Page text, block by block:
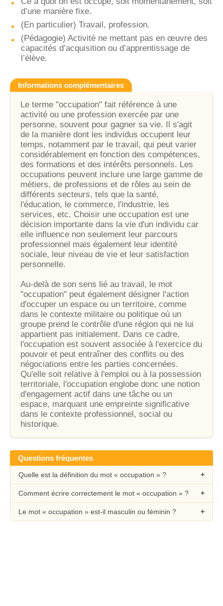
d’une manière fixe.
(En particulier) Travail, profession.
(Pédagogie) Activité ne mettant pas en œuvre des
capacités d’acquisition ou d’apprentissage de
l’élève.
Informations complémentaires
Le terme "occupation" fait référence à une
activité ou une profession exercée par une
personne, souvent pour gagner sa vie. Il s'agit
de la manière dont les individus occupent leur
temps, notamment par le travail, qui peut varier
considérablement en fonction des compétences,
des formations et des intérêts personnels. Les
occupations peuvent inclure une large gamme de
métiers, de professions et de rôles au sein de
différents secteurs, tels que la santé,
l'éducation, le commerce, l'industrie, les
services, etc. Choisir une occupation est une
décision importante dans la vie d'un individu car
elle influence non seulement leur parcours
professionnel mais également leur identité
sociale, leur niveau de vie et leur satisfaction
personnelle.
Au-delà de son sens lié au travail, le mot
"occupation" peut également désigner l'action
d'occuper un espace ou un territoire, comme
dans le contexte militaire ou politique où un
groupe prend le contrôle d'une région qui ne lui
appartient pas initialement. Dans ce cadre,
l'occupation est souvent associée à l'exercice du
pouvoir et peut entraîner des conflits ou des
négociations entre les parties concernées.
Qu'elle soit relative à l'emploi ou à la possession
territoriale, l'occupation englobe donc une notion
d'engagement actif dans une tâche ou un
espace, marquant une empreinte significative
dans le contexte professionnel, social ou
historique.
Questions fréquentes
Quelle est la définition du mot « occupation » ?
Comment écrire correctement le mot « occupation » ?
Le mot « occupation » est-il masculin ou féminin ?